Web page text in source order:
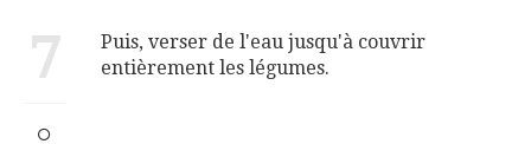
7
Puis, verser de l'eau jusqu'à couvrir
entièrement les légumes.